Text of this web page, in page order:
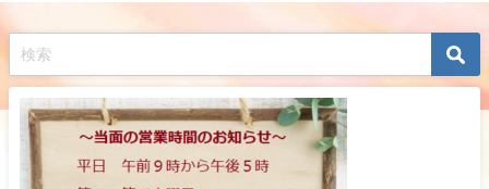
編）
2022年4月30日